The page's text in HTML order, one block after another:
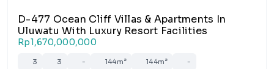
D-477 Ocean Cliff Villas & Apartments In
Uluwatu With Luxury Resort Facilities
Rp1,670,000,000
3 3 - 144m² 144m² -